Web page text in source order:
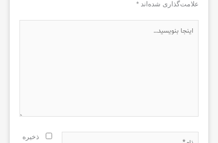
علامت‌گذاری شده‌اند *
بنویسید…
ذخیره